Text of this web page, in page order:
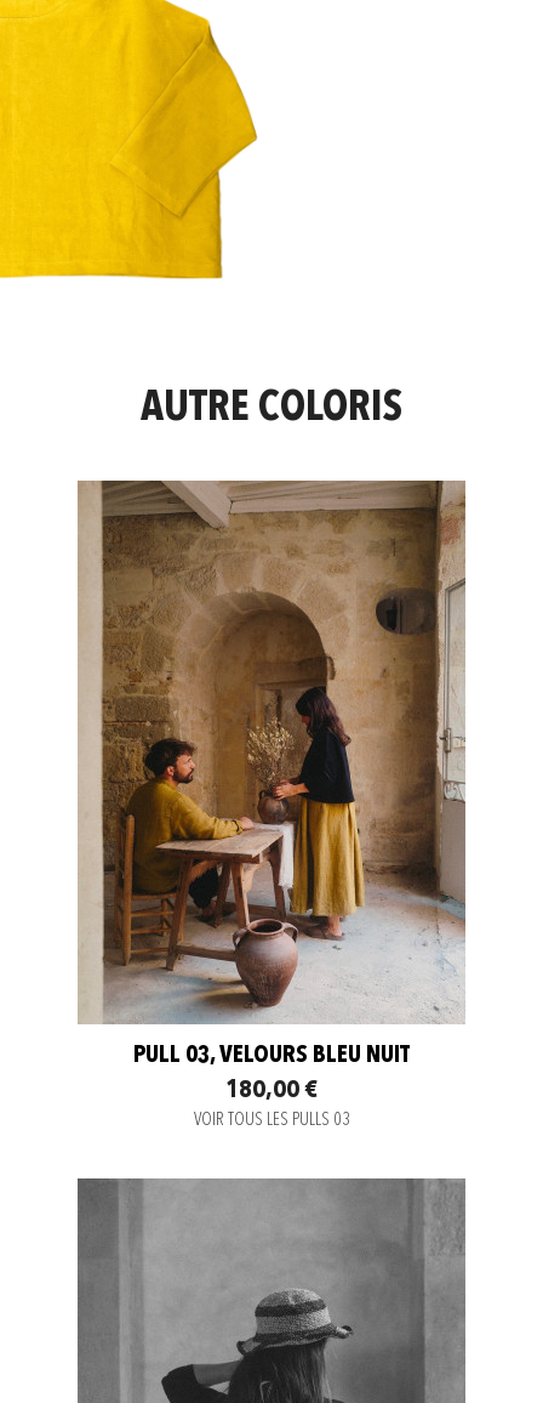
AUTRE COLORIS
PULL 03, VELOURS BLEU NUIT
180,00 €
VOIR TOUS LES PULLS 03